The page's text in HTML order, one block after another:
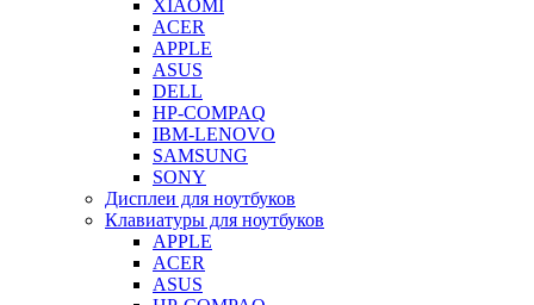
XIAOMI
ACER
APPLE
ASUS
DELL
HP-COMPAQ
IBM-LENOVO
SAMSUNG
SONY
Дисплеи для ноутбуков
Клавиатуры для ноутбуков
APPLE
ACER
ASUS